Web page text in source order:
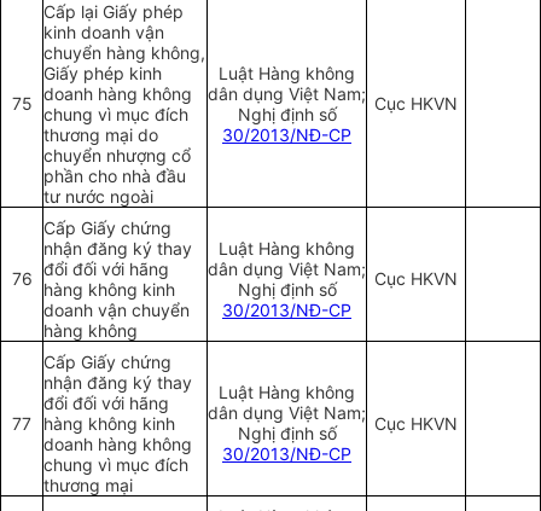
75
Cấp lại Giấy phép
kinh doanh vận
chuyển hàng không,
Giấy phép kinh
doanh hàng không
chung vì mục đích
thương mại do
chuyển nhượng cổ
phần cho nhà đầu
tư nước ngoài
Luật Hàng không
dân dụng Việt Nam;
Nghị định số
30/2013/NĐ-CP
Cục HKVN
76
Cấp Giấy chứng
nhận đăng ký thay
đổi đối với hãng
hàng không kinh
doanh vận chuyển
hàng không
Luật Hàng không
dân dụng Việt Nam;
Nghị định số
30/2013/NĐ-CP
Cục HKVN
77
Cấp Giấy chứng
nhận đăng ký thay
đổi đối với hãng
hàng không kinh
doanh hàng không
chung vì mục đích
thương mại
Luật Hàng không
dân dụng Việt Nam;
Nghị định số
30/2013/NĐ-CP
Cục HKVN